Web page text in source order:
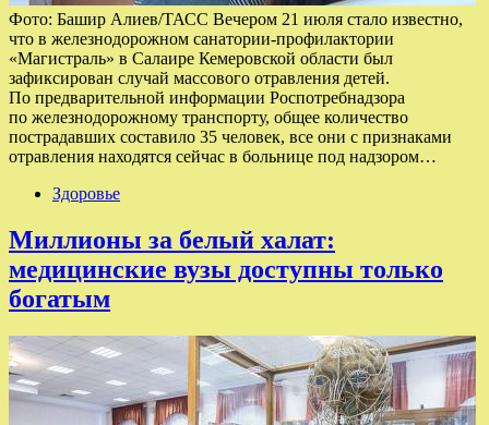
Фото: Башир Алиев/ТАСС Вечером 21 июля стало известно,
что в железнодорожном санатории-профилактории
«Магистраль» в Салаире Кемеровской области был
зафиксирован случай массового отравления детей.
По предварительной информации Роспотребнадзора
по железнодорожному транспорту, общее количество
пострадавших составило 35 человек, все они с признаками
отравления находятся сейчас в больнице под надзором…
Здоровье
Миллионы за белый халат:
медицинские вузы доступны только
богатым